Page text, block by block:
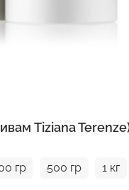
Tiziana
гр 500 гр 1 кг